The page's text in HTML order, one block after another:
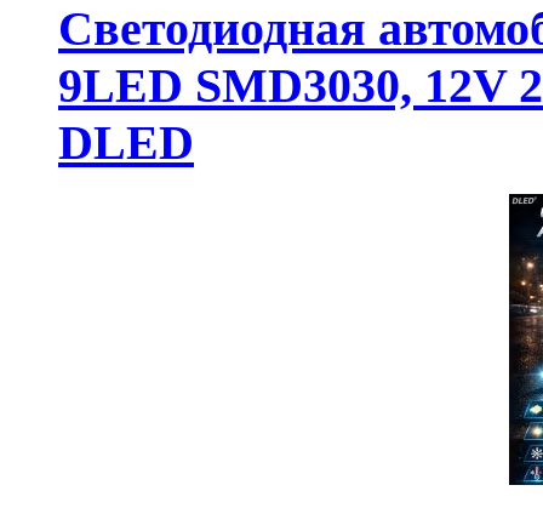
Светодиодная
9LED SMD3030, 12V
DLED